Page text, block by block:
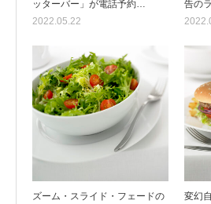
ッターバー」が電話予約…
2022.05.22
告の
ズーム・スライド・フェードの
変幻